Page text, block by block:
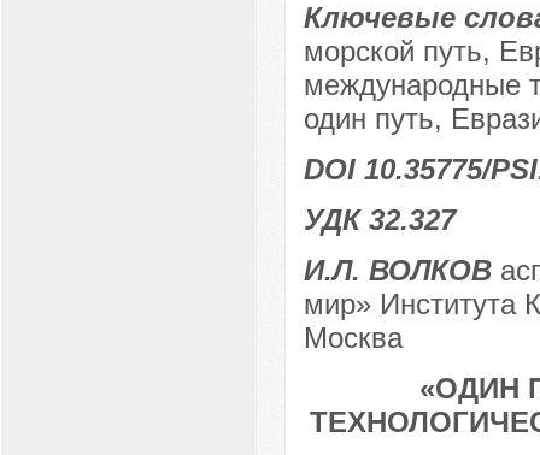
Ключевые
морской путь,
международные
один путь,
DOI 10.35775/
УДК 32.327
И.Л. ВОЛКОВ
мир» Института
Москва
«ОДИН